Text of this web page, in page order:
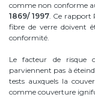
comme non conforme
1869/ 1997. Ce rapport
fibre de verre doivent
conformité.
Le facteur de risque
parviennent pas à
tests auxquels la
comme couverture